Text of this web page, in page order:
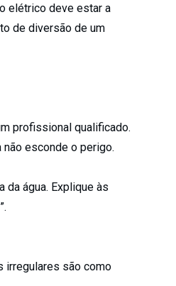
elétrico deve estar a
de diversão de um
profissional qualificado.
esconde o perigo.
da água. Explique às
irregulares são como